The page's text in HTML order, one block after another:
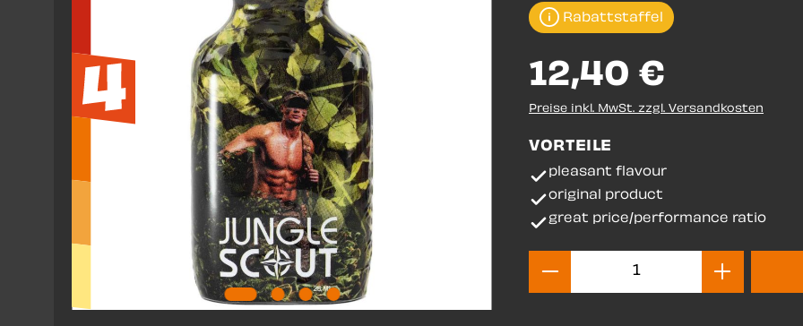
Rabattstaffel
12,40 €
Preise inkl. MwSt. zzgl. Versandkosten
VORTEILE
pleasant flavour
original product
great price/performance ratio
Produkt Anzahl: Gib